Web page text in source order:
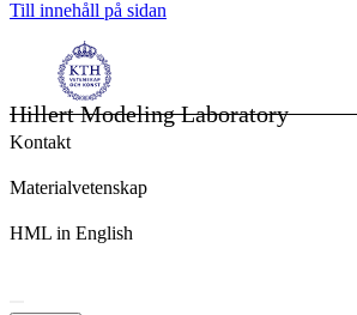
Till innehåll på sidan
Hillert Modeling Laboratory
Kontakt
Materialvetenskap
HML in English